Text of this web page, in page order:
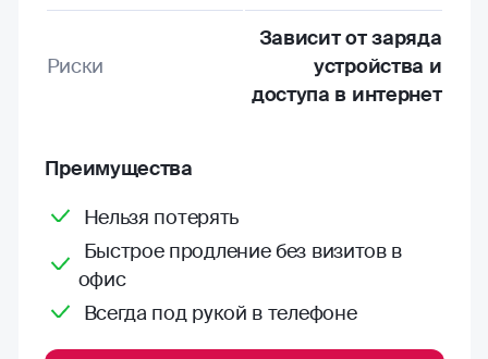
Риски
Зависит от заряда
устройства и
доступа в интернет
Преимущества
Нельзя потерять
Быстрое продление без визитов в
офис
Всегда под рукой в телефоне